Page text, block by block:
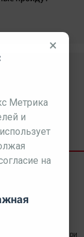
авторов.При
×
Метрика
и
на